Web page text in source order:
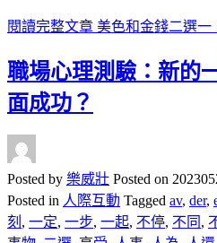
閱讀完整文章 美色和金錢二選一
職場心理測驗：新的
面成功？
Posted by 樂威壯 Posted on
Posted in 人際互動 Tagged av, der,
刻 , 一定, 一步, 一起, 不停, 不同 ,